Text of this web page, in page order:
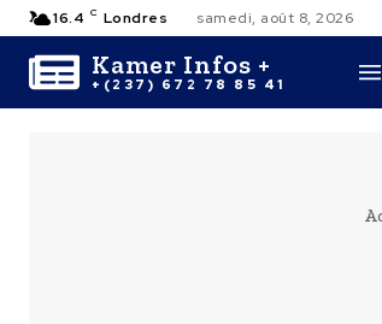
16.4 C Londres samedi, août 8, 2026
Kamer Infos +
+(237) 672 78 85 41